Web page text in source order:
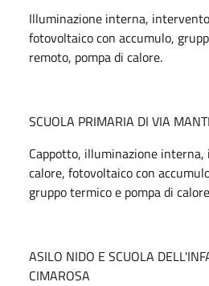
Illuminazione interna,
fotovoltaico con accumulo,
remoto, pompa di calore.
SCUOLA PRIMARIA DI VIA
Cappotto, illuminazione
calore, fotovoltaico con
gruppo termico e pompa di
ASILO NIDO E SCUOLA
CIMAROSA